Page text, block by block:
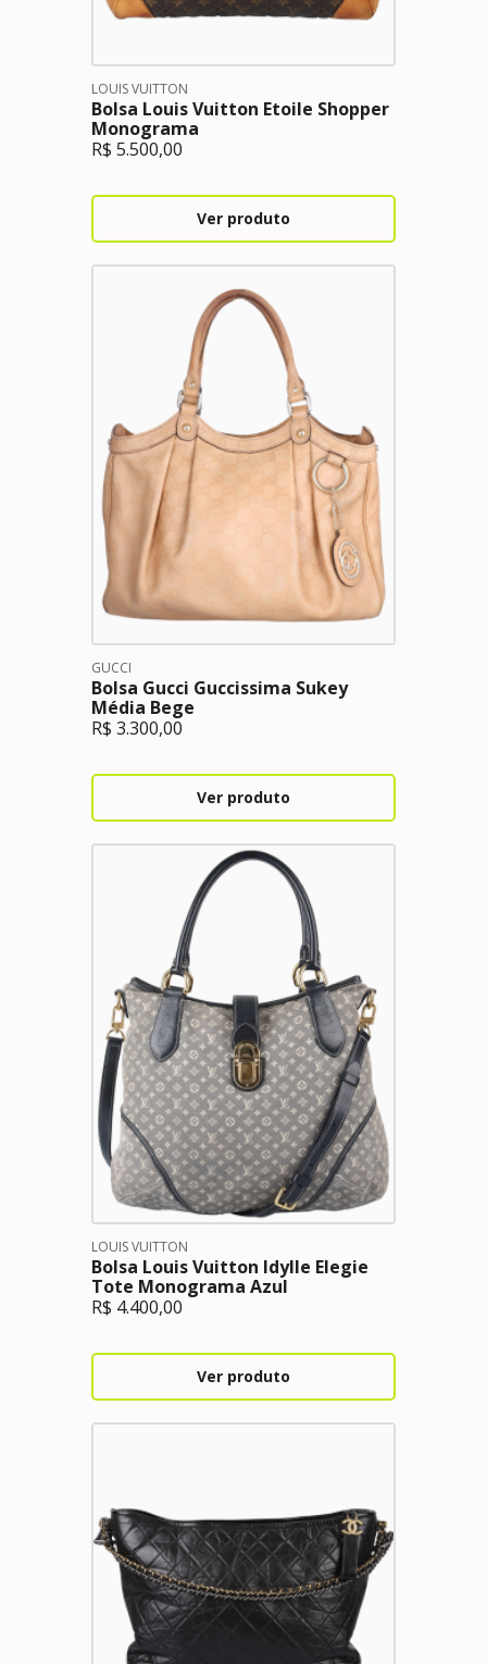
LOUIS VUITTON
Bolsa Louis Vuitton Etoile Shopper
Monograma
R$ 5.500,00
Ver produto
GUCCI
Bolsa Gucci Guccissima Sukey
Média Bege
R$ 3.300,00
Ver produto
LOUIS VUITTON
Bolsa Louis Vuitton Idylle Elegie
Tote Monograma Azul
R$ 4.400,00
Ver produto